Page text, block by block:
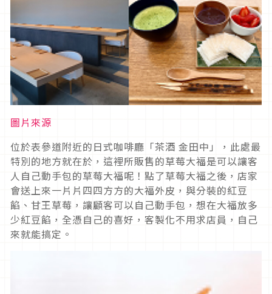
圖片來源
位於表參道附近的日式咖啡廳「茶酒 金田中」，此處最
特別的地方就在於，這裡所販售的草莓大福是可以讓客
人自己動手包的草莓大福呢！點了草莓大福之後，店家
會送上來一片片四四方方的大福外皮，與分裝的紅豆
餡、甘王草莓，讓顧客可以自己動手包，想在大福放多
少紅豆餡，全憑自己的喜好，客製化不用求店員，自己
來就能搞定。